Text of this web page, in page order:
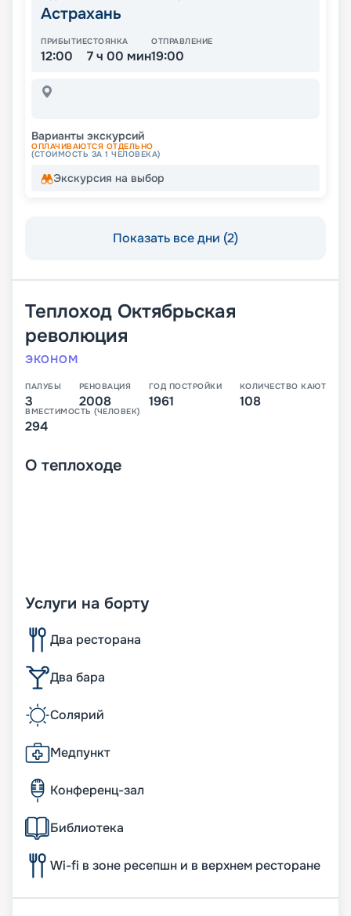
Астрахань
ПРИБЫТИЕ
12:00
СТОЯНКА
7 ч 00 мин
ОТПРАВЛЕНИЕ
19:00
Варианты экскурсий
ОПЛАЧИВАЮТСЯ ОТДЕЛЬНО
(СТОИМОСТЬ ЗА 1 ЧЕЛОВЕКА)
Экскурсия на выбор
Показать все дни (2)
Теплоход Октябрьская
революция
ЭКОНОМ
ПАЛУБЫ
3
РЕНОВАЦИЯ
2008
ГОД ПОСТРОЙКИ
1961
КОЛИЧЕСТВО КАЮТ
108
ВМЕСТИМОСТЬ (ЧЕЛОВЕК)
294
О теплоходе
Услуги на борту
Два ресторана
Два бара
Солярий
Медпункт
Конференц-зал
Библиотека
Wi-fi в зоне ресепшн и в верхнем ресторане